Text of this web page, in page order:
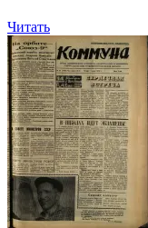
Читать